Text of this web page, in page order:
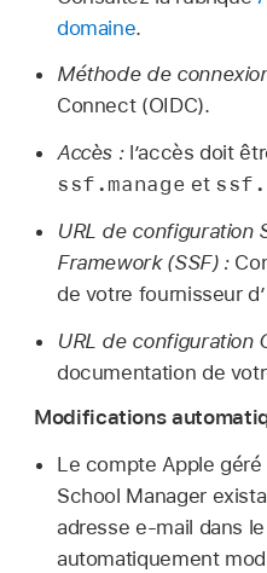
domaine.
Méthode de
Connect (OIDC).
Accès : l’accès doit
ssf.manage et
URL de configuration
Framework (SSF) :
de votre fournisseur
URL de configuration
documentation de
Modifications
Le compte Apple géré
School Manager
adresse e-mail dans
automatiquement